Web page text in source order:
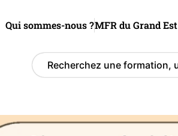
Qui sommes-nous ?MFR du Grand Est